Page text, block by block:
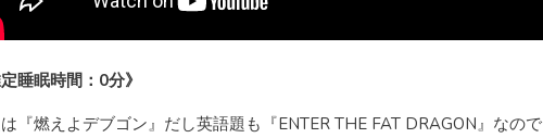
定睡眠時間：0分》
『燃えよデブゴン』だし英語題も『ENTER THE FAT DRAGON』なので